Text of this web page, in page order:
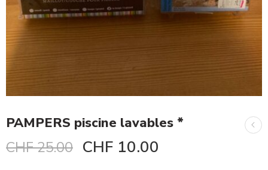
PAMPERS piscine lavables *
CHF25.00 CHF 10.00